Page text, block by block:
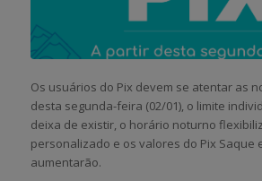
Os usuários do Pix devem se atentar as
desta segunda-feira (02/01), o limite
deixa de existir, o horário noturno
personalizado e os valores do Pix Saque
aumentarão.